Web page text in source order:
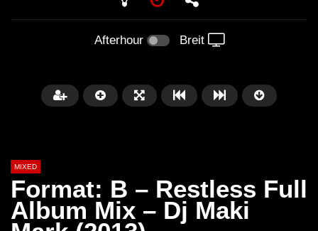
Afterhour Breit
MIXED
Format: B – Restless Full
Album Mix – Dj Maki